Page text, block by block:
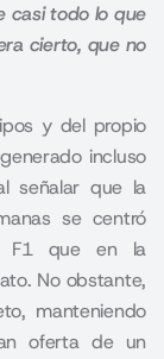
casi todo lo que
cierto, que no
y del propio
incluso
señalar que la
se centró
F1 que en la
No obstante,
manteniendo
oferta de un